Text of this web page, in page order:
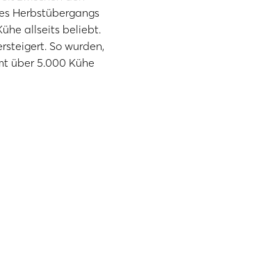
Herbstübergangs
allseits beliebt.
So wurden,
über 5.000 Kühe